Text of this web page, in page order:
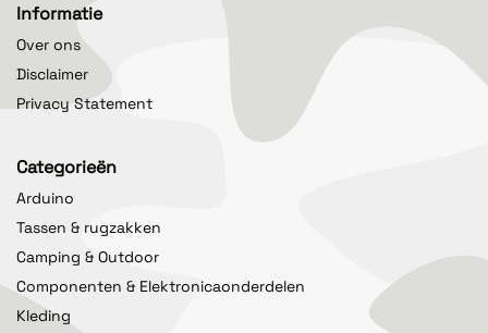
Informatie
Over ons
Disclaimer
Privacy Statement
Categorieën
Arduino
Tassen & rugzakken
Camping & Outdoor
Componenten & Elektronicaonderdelen
Kleding